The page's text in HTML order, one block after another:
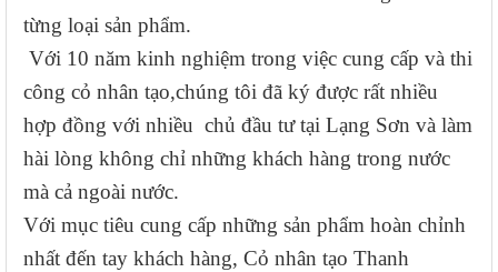
từng loại sản phẩm.
Với 10 năm kinh nghiệm trong việc cung cấp và thi
công cỏ nhân tạo,chúng tôi đã ký được rất nhiều
hợp đồng với nhiều chủ đầu tư tại Lạng Sơn và làm
hài lòng không chỉ những khách hàng trong nước
mà cả ngoài nước.
Với mục tiêu cung cấp những sản phẩm hoàn chỉnh
nhất đến tay khách hàng, Cỏ nhân tạo Thanh